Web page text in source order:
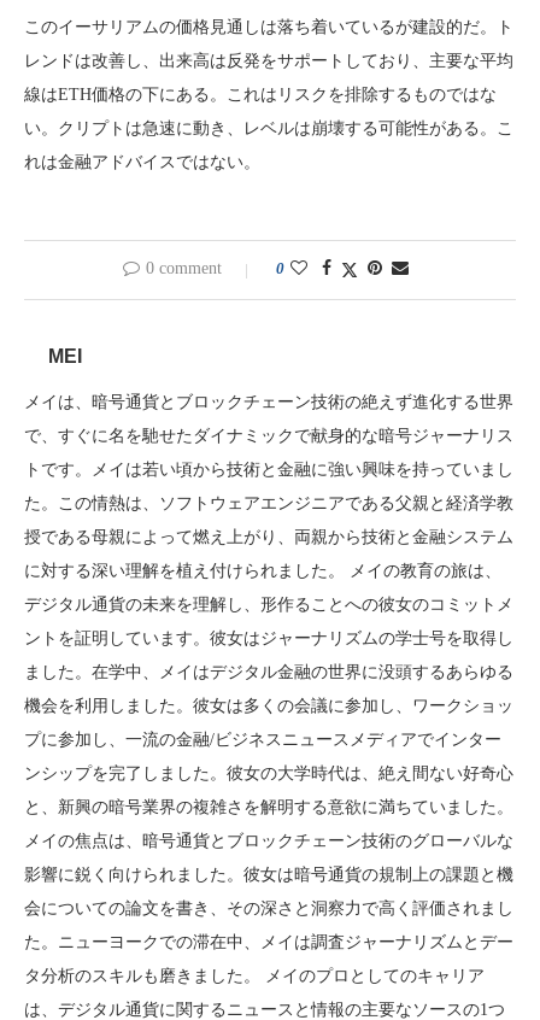
このイーサリアムの価格見通しは落ち着いているが建設的だ。ト
レンドは改善し、出来高は反発をサポートしており、主要な平均
線はETH価格の下にある。これはリスクを排除するものではな
い。クリプトは急速に動き、レベルは崩壊する可能性がある。こ
れは金融アドバイスではない。
0 comment 0
MEI
メイは、暗号通貨とブロックチェーン技術の絶えず進化する世界
で、すぐに名を馳せたダイナミックで献身的な暗号ジャーナリス
トです。メイは若い頃から技術と金融に強い興味を持っていまし
た。この情熱は、ソフトウェアエンジニアである父親と経済学教
授である母親によって燃え上がり、両親から技術と金融システム
に対する深い理解を植え付けられました。 メイの教育の旅は、
デジタル通貨の未来を理解し、形作ることへの彼女のコミットメ
ントを証明しています。彼女はジャーナリズムの学士号を取得し
ました。在学中、メイはデジタル金融の世界に没頭するあらゆる
機会を利用しました。彼女は多くの会議に参加し、ワークショッ
プに参加し、一流の金融/ビジネスニュースメディアでインター
ンシップを完了しました。彼女の大学時代は、絶え間ない好奇心
と、新興の暗号業界の複雑さを解明する意欲に満ちていました。
メイの焦点は、暗号通貨とブロックチェーン技術のグローバルな
影響に鋭く向けられました。彼女は暗号通貨の規制上の課題と機
会についての論文を書き、その深さと洞察力で高く評価されまし
た。ニューヨークでの滞在中、メイは調査ジャーナリズムとデー
タ分析のスキルも磨きました。 メイのプロとしてのキャリア
は、デジタル通貨に関するニュースと情報の主要なソースの1つ